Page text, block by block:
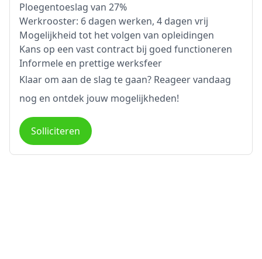
Ploegentoeslag van 27%
Werkrooster: 6 dagen werken, 4 dagen vrij
Mogelijkheid tot het volgen van opleidingen
Kans op een vast contract bij goed functioneren
Informele en prettige werksfeer
Klaar om aan de slag te gaan? Reageer vandaag
nog en ontdek jouw mogelijkheden!
Solliciteren